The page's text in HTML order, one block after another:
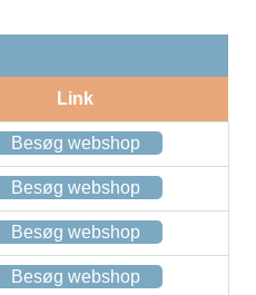
Link
Besøg webshop
Besøg webshop
Besøg webshop
Besøg webshop